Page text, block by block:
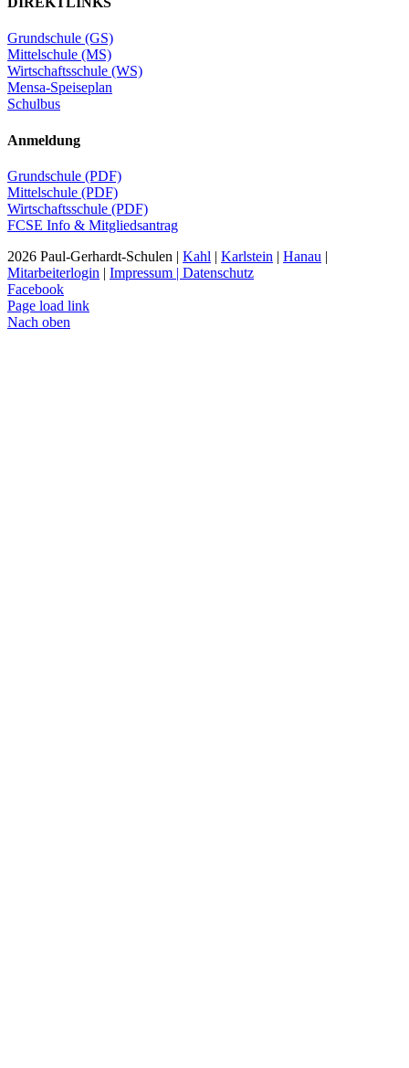
Grundschule (GS)
Mittelschule (MS)
Wirtschaftsschule (WS)
Mensa-Speiseplan
Schulbus
Anmeldung
Grundschule (PDF)
Mittelschule (PDF)
Wirtschaftsschule (PDF)
FCSE Info & Mitgliedsantrag
2026 Paul-Gerhardt-Schulen | Kahl | Karlstein | Hanau |
Mitarbeiterlogin | Impressum | Datenschutz
Facebook
Page load link
Nach oben